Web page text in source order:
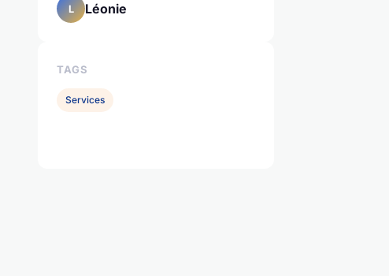
L Léonie
TAGS
Services